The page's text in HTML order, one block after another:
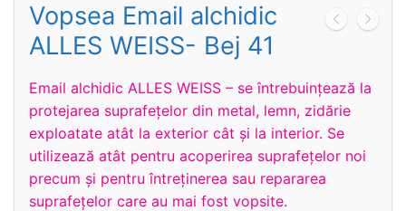
Vopsea Email alchidic
ALLES WEISS- Bej 41
Email alchidic ALLES WEISS – se întrebuinţează la
protejarea suprafeţelor din metal, lemn, zidărie
exploatate atât la exterior cât şi la interior. Se
utilizează atât pentru acoperirea suprafeţelor noi
precum şi pentru întreţinerea sau repararea
suprafeţelor care au mai fost vopsite.